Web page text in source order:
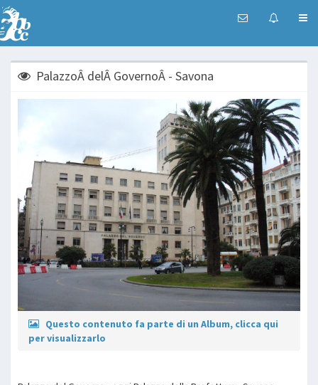
PalazzoÂ delÂ GovernoÂ - Savona
Questo contenuto fa parte di un Album, clicca qui
per visualizzarlo